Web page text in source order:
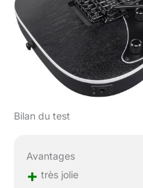
Bilan du test
Avantages
+ très jolie